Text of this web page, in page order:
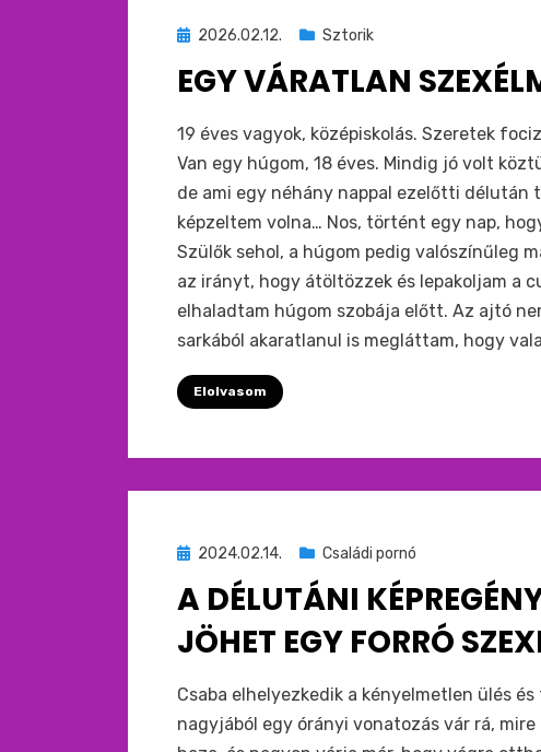
Beküldve
2026.02.12. Sztorik
EGY VÁRATLAN
bymonkey
19 éves vagyok, középiskolás. Szeretek
Van egy húgom, 18 éves. Mindig jó volt
de ami egy néhány nappal ezelőtti délután
képzeltem volna… Nos, történt egy nap,
Szülők sehol, a húgom pedig valószínűleg
az irányt, hogy átöltözzek és lepakoljam a
elhaladtam húgom szobája előtt. Az ajtó
sarkából akaratlanul is megláttam, hogy
Elolvasom
Beküldve
:
2024.02.14. Családi pornó
A DÉLUTÁNI
JÖHET EGY FORRÓ
bymonkey
Csaba elhelyezkedik a kényelmetlen ülés
nagyjából egy órányi vonatozás vár rá,